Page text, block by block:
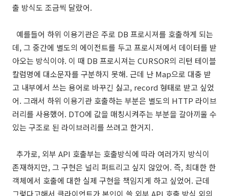
출 방식도 조금씩 달랐어.
예를들어 하위 이용기관은 주로 DB 프로시져를 호출하게 되는
데, 그 중간에 별도의 에이전트를 두고 프로시져에서 데이터를 받
아오는 방식이야. 이 때 DB 프로시져는 CURSOR의 리턴 테이블
칼럼명에 대소문자를 구분하지 못해. 근데 난 Map으로 대충 받
고 내부에서 쓰는 용어로 바꾸긴 싫고, record 형태로 받고 싶었
어. 그래서 하위 이용기관 호출하는 부분은 별도의 HTTP 라이브
러리를 사용했어. DTO에 값을 매칭시켜주는 부분을 갈아끼울 수
있는 구조로 된 라이브러리를 쓰려고 한거지.
추가로, 외부 API 호출부는 호출방식에 따라 여러가지 방식이
존재하지만, 그 구현은 널리 퍼트리고 싶지 않았어. 즉, 최대한 한
객체에서 호출에 대한 실제 구현을 책임지게 하고 싶었어. 근데
그렇다고해서 클라이언트가 본인이 쓸 외부 API 호출 방식 외의